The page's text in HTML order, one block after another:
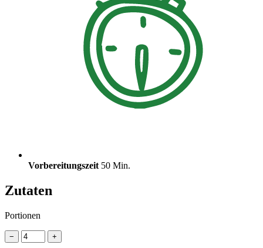
Vorbereitungszeit 50 Min.
Zutaten
Portionen
− +